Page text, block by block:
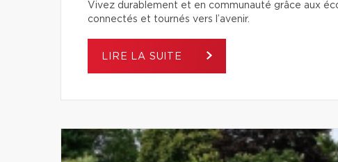
Vivez durablement et en communauté grâce aux
connectés et tournés vers l’avenir.
LIRE LA SUITE